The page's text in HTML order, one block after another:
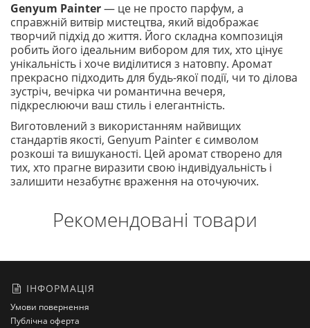
Genyum Painter— це не просто парфум, а
справжній витвір мистецтва, який відображає
творчий підхід до життя. Його складна композиція
робить його ідеальним вибором для тих, хто цінує
унікальність і хоче виділитися з натовпу. Аромат
прекрасно підходить для будь-якої події, чи то ділова
зустріч, вечірка чи романтична вечеря,
підкреслюючи ваш стиль і елегантність.
Виготовлений з використанням найвищих
стандартів якості, Genyum Painter є символом
розкоші та вишуканості. Цей аромат створено для
тих, хто прагне виразити свою індивідуальність і
залишити незабутнє враження на оточуючих.
Рекомендовані товари
ІНФОРМАЦІЯ
Умови повернення
Публічна оферта